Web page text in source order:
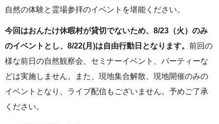
自然の体験と霊場参拝のイベントを堪能ください。
今回はおんたけ休暇村が貸切でないため、8/23（火）のみ
のイベントとし、8/22(月)は自由行動日となります。 前回の
様な前日の自然観察会、セミナーイベント、パーティーな
どは実施しません。また、現地集合解散、現地開催のみの
イベントとなり、ライブ配信もございません。予めご了承
ください。